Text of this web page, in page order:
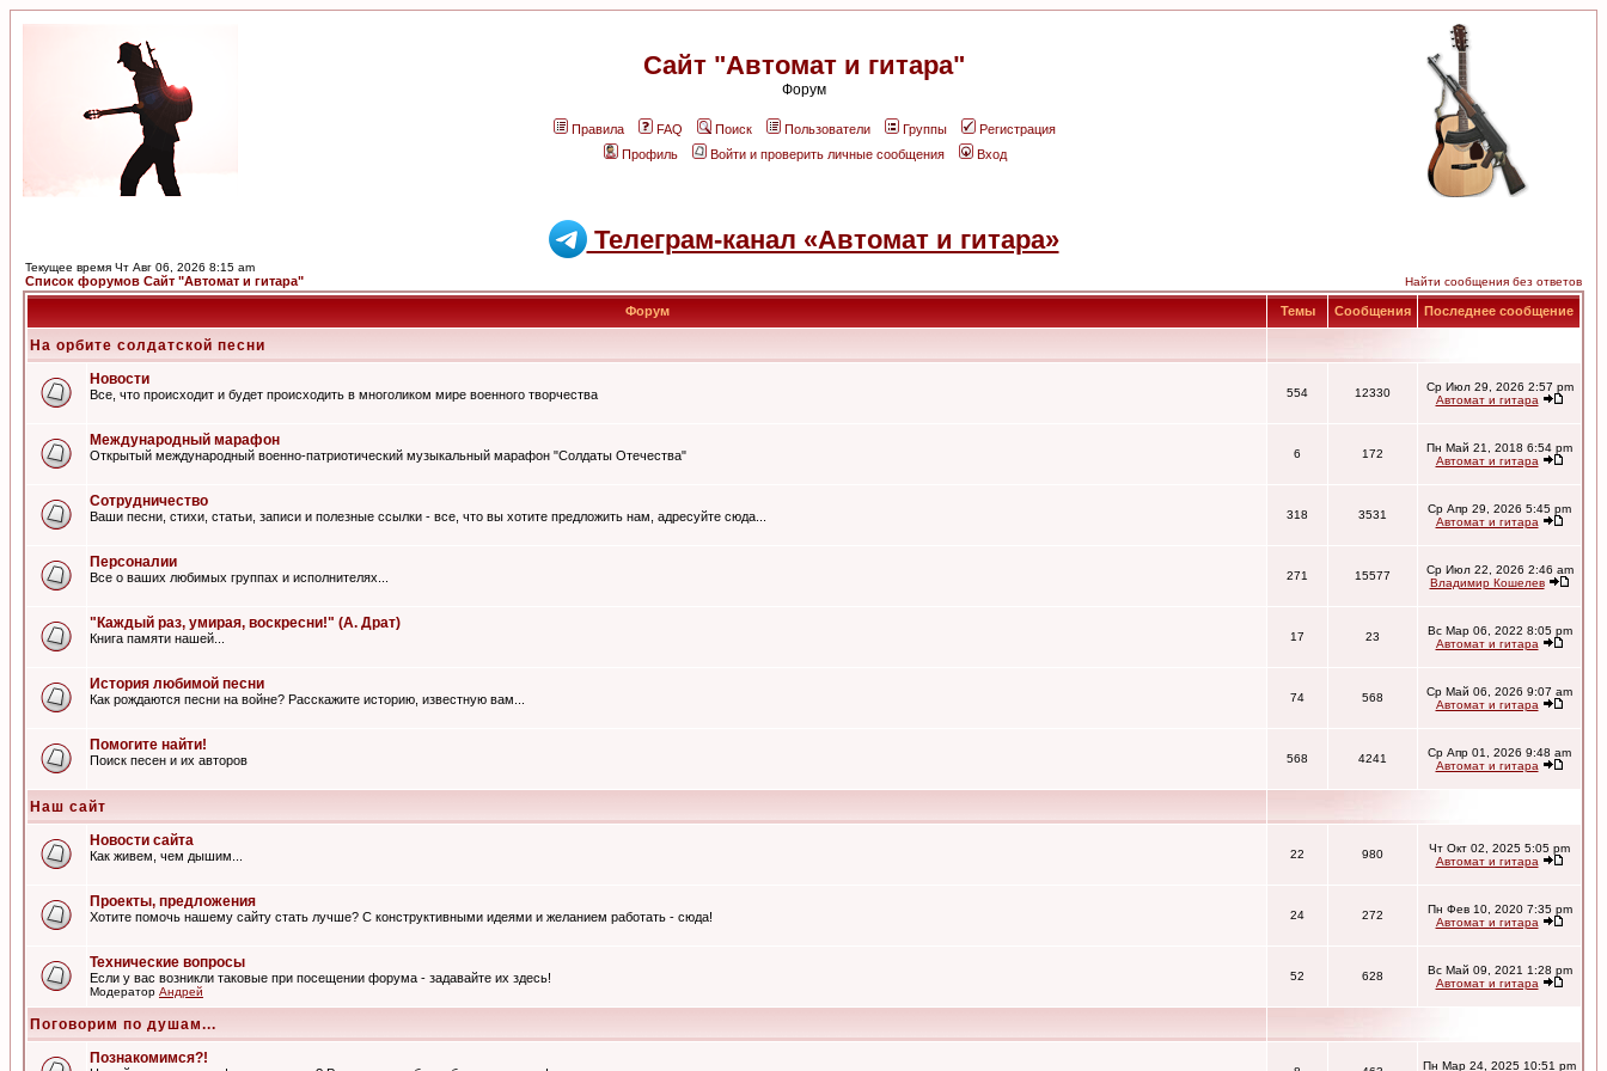
Сайт "Автомат и гитара"
Форум
Правила FAQ Поиск Пользователи Группы
Регистрация
Профиль
Войти и проверить личные сообщения Вход
Телеграм-канал «Автомат и гитара»
Текущее время Чт Авг 06, 2026 8:15 am
Список форумов Сайт "Автомат и гитара" Найти сообщения без ответов
Форум Темы Сообщения Последнее сообщение
На орбите солдатской песни
Новости
Все, что происходит и будет происходить в многоликом мире военного творчества 554 12330
Ср Июл 29, 2026 2:57 pm
Автомат и гитара
Международный марафон
Открытый международный военно-патриотический музыкальный марафон "Солдаты Отечества" 6 172
Пн Май 21, 2018 6:54 pm
Автомат и гитара
Сотрудничество
Ваши песни, стихи, статьи, записи и полезные ссылки - все, что вы хотите предложить нам, адресуйте сюда... 318 3531
Ср Апр 29, 2026 5:45 pm
Автомат и гитара
Персоналии
Все о ваших любимых группах и исполнителях... 271 15577
Ср Июл 22, 2026 2:46 am
Владимир Кошелев
"Каждый раз, умирая, воскресни!" (А. Драт)
Книга памяти нашей... 17 23
Вс Мар 06, 2022 8:05 pm
Автомат и гитара
История любимой песни
Как рождаются песни на войне? Расскажите историю, известную вам... 74 568
Ср Май 06, 2026 9:07 am
Автомат и гитара
Помогите найти!
Поиск песен и их авторов 568 4241
Ср Апр 01, 2026 9:48 am
Автомат и гитара
Наш сайт
Новости сайта
Как живем, чем дышим... 22 980
Чт Окт 02, 2025 5:05 pm
Автомат и гитара
Проекты, предложения
Хотите помочь нашему сайту стать лучше? С конструктивными идеями и желанием работать - сюда! 24 272
Пн Фев 10, 2020 7:35 pm
Автомат и гитара
Технические вопросы
Если у вас возникли таковые при посещении форума - задавайте их здесь!
Модератор Андрей
52 628
Вс Май 09, 2021 1:28 pm
Автомат и гитара
Поговорим по душам...
Познакомимся?!
Пн Мар 24, 2025 10:51 pm